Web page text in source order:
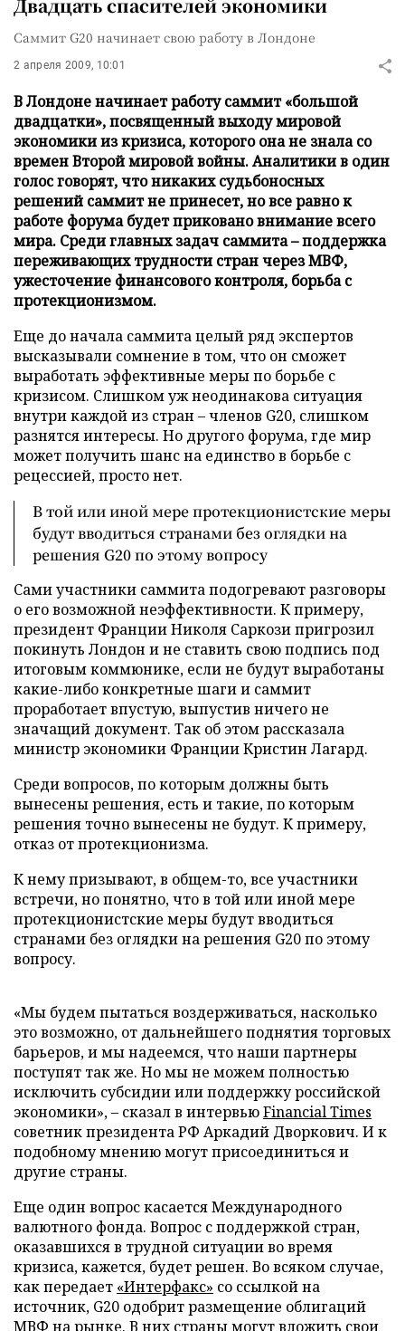
Двадцать спасителей экономики
Саммит G20 начинает свою работу в Лондоне
2 апреля 2009, 10:01
В Лондоне начинает работу саммит «большой
двадцатки», посвященный выходу мировой
экономики из кризиса, которого она не знала со
времен Второй мировой войны. Аналитики в один
голос говорят, что никаких судьбоносных
решений саммит не принесет, но все равно к
работе форума будет приковано внимание всего
мира. Среди главных задач саммита – поддержка
переживающих трудности стран через МВФ,
ужесточение финансового контроля, борьба с
протекционизмом.
Еще до начала саммита целый ряд экспертов
высказывали сомнение в том, что он сможет
выработать эффективные меры по борьбе с
кризисом. Слишком уж неодинакова ситуация
внутри каждой из стран – членов G20, слишком
разнятся интересы. Но другого форума, где мир
может получить шанс на единство в борьбе с
рецессией, просто нет.
В той или иной мере протекционистские меры
будут вводиться странами без оглядки на
решения G20 по этому вопросу
Сами участники саммита подогревают разговоры
о его возможной неэффективности. К примеру,
президент Франции Николя Саркози пригрозил
покинуть Лондон и не ставить свою подпись под
итоговым коммюнике, если не будут выработаны
какие-либо конкретные шаги и саммит
проработает впустую, выпустив ничего не
значащий документ. Так об этом рассказала
министр экономики Франции Кристин Лагард.
Среди вопросов, по которым должны быть
вынесены решения, есть и такие, по которым
решения точно вынесены не будут. К примеру,
отказ от протекционизма.
К нему призывают, в общем-то, все участники
встречи, но понятно, что в той или иной мере
протекционистские меры будут вводиться
странами без оглядки на решения G20 по этому
вопросу.
«Мы будем пытаться воздерживаться, насколько
это возможно, от дальнейшего поднятия торговых
барьеров, и мы надеемся, что наши партнеры
поступят так же. Но мы не можем полностью
исключить субсидии или поддержку российской
экономики», – сказал в интервьюFinancial Times
советник президента РФ Аркадий Дворкович. И к
подобному мнению могут присоединиться и
другие страны.
Еще один вопрос касается Международного
валютного фонда. Вопрос с поддержкой стран,
оказавшихся в трудной ситуации во время
кризиса, кажется, будет решен. Во всяком случае,
как передает «Интерфакс» со ссылкой на
источник, G20 одобрит размещение облигаций
МВФ на рынке. В них страны могут вложить свои